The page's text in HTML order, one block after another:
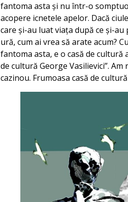
fantoma asta și nu într-o
acopere icnetele apelor. Dacă
care și-au luat viața după ce și-
ură, cum ai vrea să arate acum?
fantoma asta, e o casă de cultură
de cultură George Vasilievici”.
cazinou. Frumoasa casă de